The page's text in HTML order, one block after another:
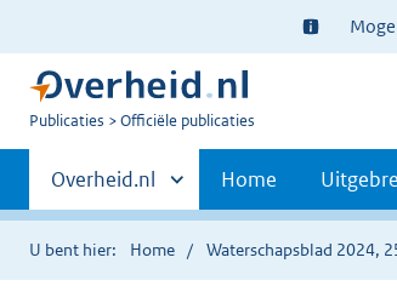
Ter
informatie:
U
Publicaties Officiële publicaties
Primaire
navigatie
Andere
sites
binnen
Overheid.nl Home
U bent hier: Home Waterschapsblad 2024,